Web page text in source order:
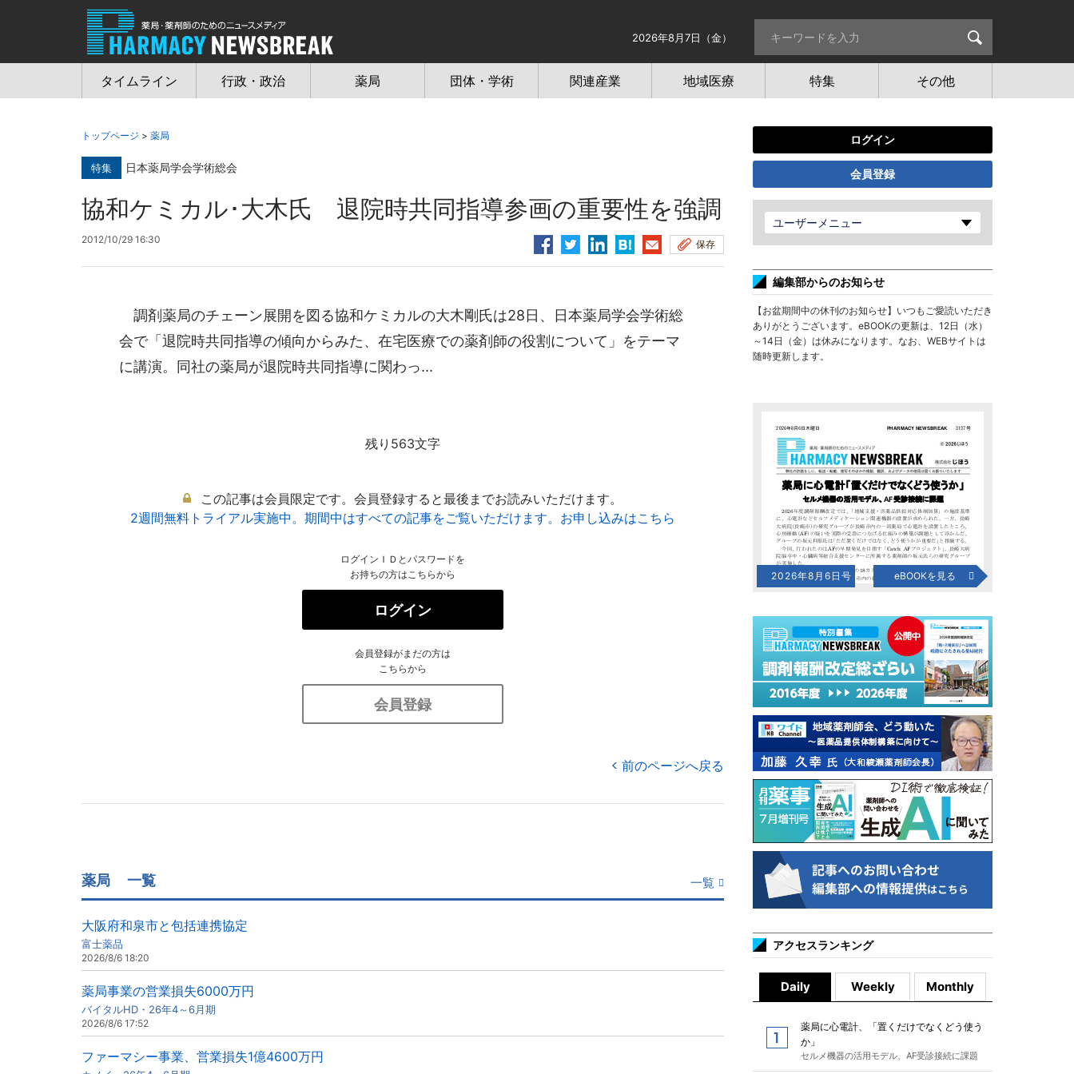
2026年8月7日（金）
タイムライン 行政・政治 薬局 団体・学術 関連産業 地域医療 特集 その他
トップページ > 薬局
特集 日本薬局学会学術総会
協和ケミカル･大木氏 退院時共同指導参画の重要性を強調
2012/10/29 16:30 保存
調剤薬局のチェーン展開を図る協和ケミカルの大木剛氏は28日、日本薬局学会学術総
会で「退院時共同指導の傾向からみた、在宅医療での薬剤師の役割について」をテーマ
に講演。同社の薬局が退院時共同指導に関わっ...
残り563文字
この記事は会員限定です。会員登録すると最後までお読みいただけます。
2週間無料トライアル実施中。期間中はすべての記事をご覧いただけます。お申し込みはこちら
ログインＩＤとパスワードを
お持ちの方はこちらから
ログイン
会員登録がまだの方は
こちらから
会員登録
前のページへ戻る
薬局 一覧 一覧
大阪府和泉市と包括連携協定
富士薬品
2026/8/6 18:20
薬局事業の営業損失6000万円
バイタルHD・26年4～6月期
2026/8/6 17:52
ファーマシー事業、営業損失1億4600万円
ログイン
会員登録
ユーザーメニュー
編集部からのお知らせ
【お盆期間中の休刊のお知らせ】いつもご愛読いただき
ありがとうございます。eBOOKの更新は、12日（水）
～14日（金）は休みになります。なお、WEBサイトは
随時更新します。
2026年8月6日号 eBOOKを見る
アクセスランキング
Daily Weekly Monthly
薬局に心電計、「置くだけでなくどう使う
か」
セルメ機器の活用モデル、AF受診接続に課題